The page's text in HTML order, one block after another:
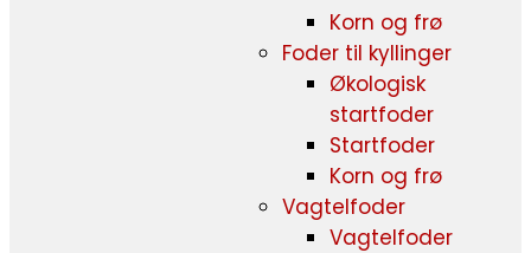
Korn og frø
Foder til kyllinger
Økologisk
startfoder
Startfoder
Korn og frø
Vagtelfoder
Vagtelfoder